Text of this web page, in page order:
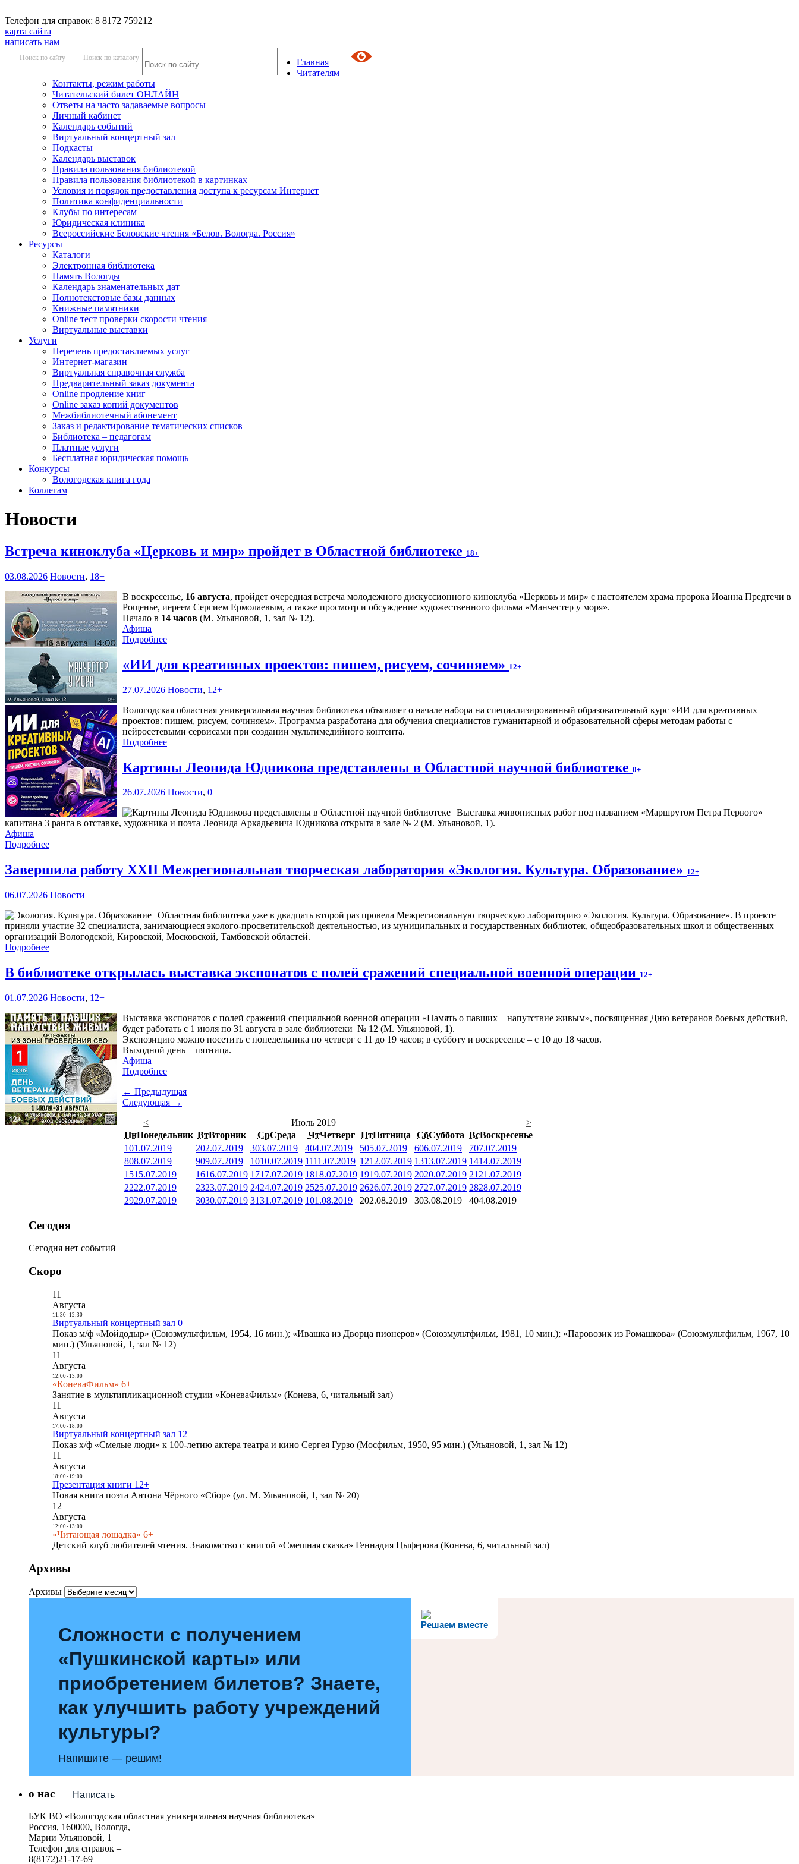
Телефон для справок: 8 8172 759212
карта сайта
написать нам
Поиск по сайту Поиск по каталогу
Главная
Читателям
Контакты, режим работы
Читательский билет ОНЛАЙН
Ответы на часто задаваемые вопросы
Личный кабинет
Календарь событий
Виртуальный концертный зал
Подкасты
Календарь выставок
Правила пользования библиотекой
Правила пользования библиотекой в картинках
Условия и порядок предоставления доступа к ресурсам Интернет
Политика конфиденциальности
Клубы по интересам
Юридическая клиника
Всероссийские Беловские чтения «Белов. Вологда. Россия»
Ресурсы
Каталоги
Электронная библиотека
Память Вологды
Календарь знаменательных дат
Полнотекстовые базы данных
Книжные памятники
Online тест проверки скорости чтения
Виртуальные выставки
Услуги
Перечень предоставляемых услуг
Интернет-магазин
Виртуальная справочная служба
Предварительный заказ документа
Online продление книг
Online заказ копий документов
Межбиблиотечный абонемент
Заказ и редактирование тематических списков
Библиотека – педагогам
Платные услуги
Бесплатная юридическая помощь
Конкурсы
Вологодская книга года
Коллегам
Новости
Встреча киноклуба «Церковь и мир» пройдет в Областной библиотеке 18+
03.08.2026 Новости, 18+
В воскресенье, 16 августа, пройдет очередная встреча молодежного дискуссионного киноклуба «Церковь и мир» с настоятелем храма пророка Иоанна Предтечи в
Рощенье, иереем Сергием Ермолаевым, а также просмотр и обсуждение художественного фильма «Манчестер у моря».
Начало в 14 часов (М. Ульяновой, 1, зал № 12).
Афиша
Подробнее
«ИИ для креативных проектов: пишем, рисуем, сочиняем» 12+
27.07.2026 Новости, 12+
Вологодская областная универсальная научная библиотека объявляет о начале набора на специализированный образовательный курс «ИИ для креативных
проектов: пишем, рисуем, сочиняем». Программа разработана для обучения специалистов гуманитарной и образовательной сферы методам работы с
нейросетевыми сервисами при создании мультимедийного контента.
Подробнее
Картины Леонида Юдникова представлены в Областной научной библиотеке 0+
26.07.2026 Новости, 0+
Выставка живописных работ под названием «Маршрутом Петра Первого»
капитана 3 ранга в отставке, художника и поэта Леонида Аркадьевича Юдникова открыта в зале № 2 (М. Ульяновой, 1).
Афиша
Подробнее
Завершила работу XXII Межрегиональная творческая лаборатория «Экология. Культура. Образование» 12+
06.07.2026 Новости
Областная библиотека уже в двадцать второй раз провела Межрегиональную творческую лабораторию «Экология. Культура. Образование». В проекте
приняли участие 32 специалиста, занимающиеся эколого-просветительской деятельностью, из муниципальных и государственных библиотек, общеобразовательных школ и общественных
организаций Вологодской, Кировской, Московской, Тамбовской областей.
Подробнее
В библиотеке открылась выставка экспонатов с полей сражений специальной военной операции 12+
01.07.2026 Новости, 12+
Выставка экспонатов с полей сражений специальной военной операции «Память о павших – напутствие живым», посвященная Дню ветеранов боевых действий,
будет работать с 1 июля по 31 августа в зале библиотеки № 12 (М. Ульяновой, 1).
Экспозицию можно посетить с понедельника по четверг с 11 до 19 часов; в субботу и воскресенье – с 10 до 18 часов.
Выходной день – пятница.
Афиша
Подробнее
← Предыдущая
Следующая →
<
Июль 2019
>
ПнПонедельник ВтВторник СрСреда ЧтЧетверг ПтПятница СбСуббота ВсВоскресенье
101.07.2019 202.07.2019 303.07.2019 404.07.2019 505.07.2019 606.07.2019 707.07.2019
808.07.2019 909.07.2019 1010.07.2019 1111.07.2019 1212.07.2019 1313.07.2019 1414.07.2019
1515.07.2019 1616.07.2019 1717.07.2019 1818.07.2019 1919.07.2019 2020.07.2019 21 21.07.2019
2222.07.2019 2323.07.2019 2424.07.2019 2525.07.2019 2626.07.2019 2727.07.2019 2828.07.2019
2929.07.2019 3030.07.2019 3131.07.2019 101.08.2019 202.08.2019 303.08.2019 404.08.2019
Сегодня
Сегодня нет событий
Скоро
11
Августа
11:30- 12:30
Виртуальный концертный зал 0+
Показ м/ф «Мойдодыр» (Союзмультфильм, 1954, 16 мин.); «Ивашка из Дворца пионеров» (Союзмультфильм, 1981, 10 мин.); «Паровозик из Ромашкова» (Союзмультфильм, 1967, 10
мин.) (Ульяновой, 1, зал № 12)
11
Августа
12:00- 13:00
«КоневаФильм» 6+
Занятие в мультипликационной студии «КоневаФильм» (Конева, 6, читальный зал)
11
Августа
17:00- 18:00
Виртуальный концертный зал 12+
Показ х/ф «Смелые люди» к 100-летию актера театра и кино Сергея Гурзо (Мосфильм, 1950, 95 мин.) (Ульяновой, 1, зал № 12)
11
Августа
18:00- 19:00
Презентация книги 12+
Новая книга поэта Антона Чёрного «Сбор» (ул. М. Ульяновой, 1, зал № 20)
12
Августа
12:00- 13:00
«Читающая лошадка» 6+
Детский клуб любителей чтения. Знакомство с книгой «Смешная сказка» Геннадия Цыферова (Конева, 6, читальный зал)
Архивы
Архивы
Решаем вместе
Сложности с получением
«Пушкинской карты» или
приобретением билетов? Знаете,
как улучшить работу учреждений
культуры?
Напишите — решим!
Написать
о нас
БУК ВО «Вологодская областная универсальная научная библиотека»
Россия, 160000, Вологда,
Марии Ульяновой, 1
Телефон для справок –
8(8172)21-17-69